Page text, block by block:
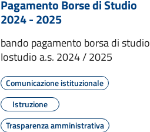
Pagamento Borse di Studio
2024 - 2025
bando pagamento borsa di studio
Iostudio a.s. 2024 / 2025
Comunicazione istituzionale
Istruzione
Trasparenza amministrativa